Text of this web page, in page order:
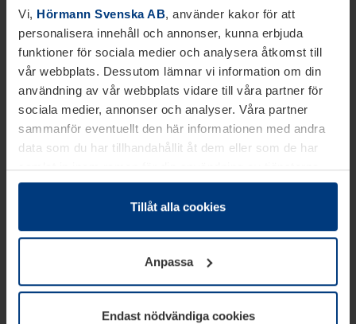
Vi, Hörmann Svenska AB, använder kakor för att
personalisera innehåll och annonser, kunna erbjuda
funktioner för sociala medier och analysera åtkomst till
vår webbplats. Dessutom lämnar vi information om din
användning av vår webbplats vidare till våra partner för
sociala medier, annonser och analyser. Våra partner
sammanför eventuellt den här informationen med andra
data som du har tillhandahållit åt dem eller som de har
samlat in inom ramen för din användning av tjänsterna.
Juridiskt kan vi lagra kakor på din enhet, om de är
absolut nödvändiga för driften av den här webbplatsen.
godkännande kan du när som helst ändra eller återkalla i
informationen om kakor underDataskyddsförklaring
vår webbplats.
Tillåt alla cookies
Anpassa
Endast nödvändiga cookies